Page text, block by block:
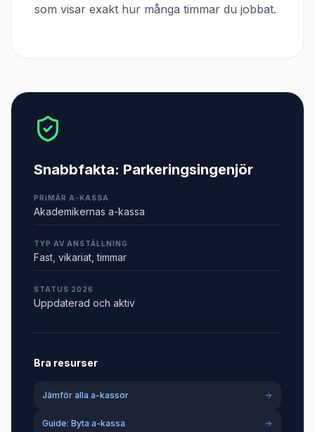
som visar exakt hur många timmar du jobbat.
Snabbfakta: Parkeringsingenjör
PRIMÄR A-KASSA
Akademikernas a-kassa
TYP AV ANSTÄLLNING
Fast, vikariat, timmar
STATUS 2026
Uppdaterad och aktiv
Bra resurser
Jämför alla a-kassor
Guide: Byta a-kassa